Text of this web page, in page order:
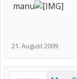
manu
21. August 2009